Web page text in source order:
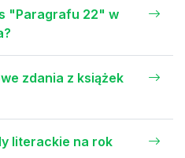
"Paragrafu 22" w
zdania z książek
literackie na rok